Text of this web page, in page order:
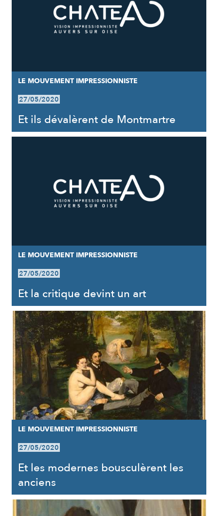
LE MOUVEMENT IMPRESSIONNISTE
27/05/2020
Et ils dévalèrent de Montmartre
LE MOUVEMENT IMPRESSIONNISTE
27/05/2020
Et la critique devint un art
LE MOUVEMENT IMPRESSIONNISTE
27/05/2020
Et les modernes bousculèrent les
anciens